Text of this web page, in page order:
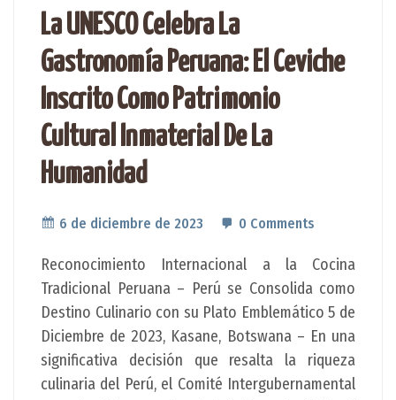
La UNESCO Celebra La
Gastronomía Peruana: El Ceviche
Inscrito Como Patrimonio
Cultural Inmaterial De La
Humanidad
6 de diciembre de 2023 0 Comments
Reconocimiento Internacional a la Cocina
Tradicional Peruana – Perú se Consolida como
Destino Culinario con su Plato Emblemático 5 de
Diciembre de 2023, Kasane, Botswana – En una
significativa decisión que resalta la riqueza
culinaria del Perú, el Comité Intergubernamental